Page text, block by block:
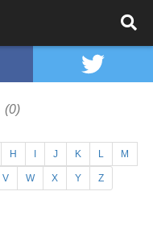
(0)
H J K L M
V W X Y Z